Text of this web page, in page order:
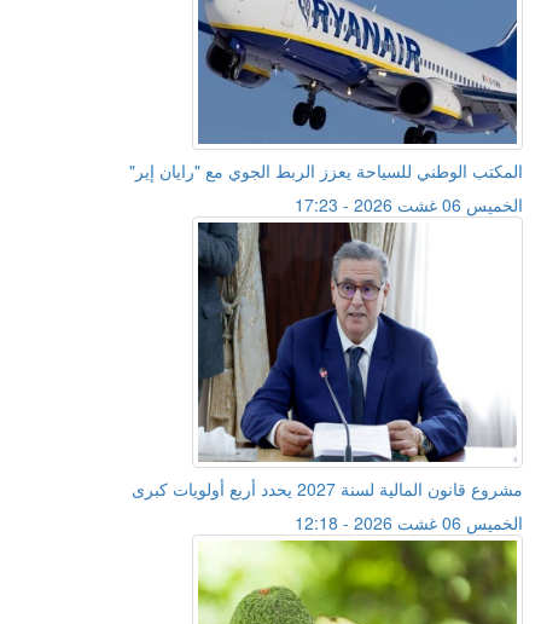
المكتب الوطني للسياحة يعزز الربط الجوي مع "رايان إير"
الخميس 06 غشت 2026 - 17:23
مشروع قانون المالية لسنة 2027 يحدد أربع أولويات كبرى
الخميس 06 غشت 2026 - 12:18